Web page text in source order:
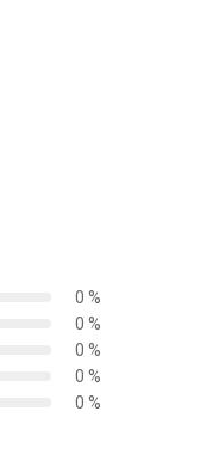
0 %
0 %
0 %
0 %
0 %